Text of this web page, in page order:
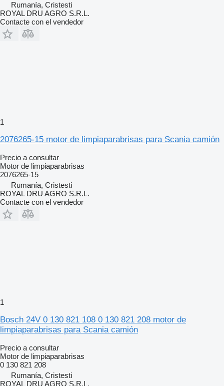
Rumanía, Cristesti
ROYAL DRU AGRO S.R.L.
Contacte con el vendedor
1
2076265-15 motor de limpiaparabrisas para Scania camión
Precio a consultar
Motor de limpiaparabrisas
2076265-15
Rumanía, Cristesti
ROYAL DRU AGRO S.R.L.
Contacte con el vendedor
1
Bosch 24V 0 130 821 108 0 130 821 208 motor de
limpiaparabrisas para Scania camión
Precio a consultar
Motor de limpiaparabrisas
0 130 821 208
Rumanía, Cristesti
ROYAL DRU AGRO S.R.L.